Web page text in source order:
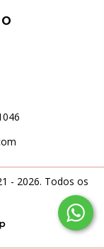
- 2026. Todos os